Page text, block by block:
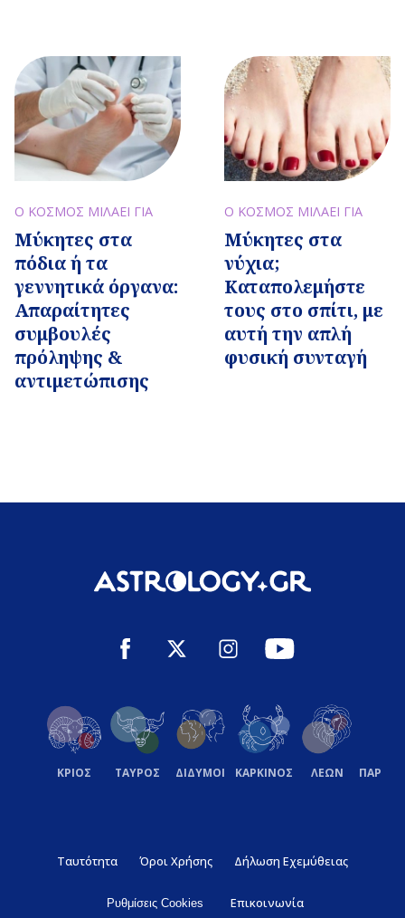
Ο ΚΟΣΜΟΣ ΜΙΛΑΕΙ ΓΙΑ
Μύκητες στα
πόδια ή τα
γεννητικά όργανα:
Απαραίτητες
συμβουλές
πρόληψης &
αντιμετώπισης
Ο ΚΟΣΜΟΣ ΜΙΛΑΕΙ ΓΙΑ
Μύκητες στα
νύχια;
Καταπολεμήστε
τους στο σπίτι, με
αυτή την απλή
φυσική συνταγή
ΚΡΙΟΣ ΤΑΥΡΟΣ ΔΙΔΥΜΟΙ ΚΑΡΚΙΝΟΣ ΛΕΩΝ
Ταυτότητα Όροι Χρήσης Δήλωση Εχεμύθειας
Ρυθμίσεις Cookies Επικοινωνία